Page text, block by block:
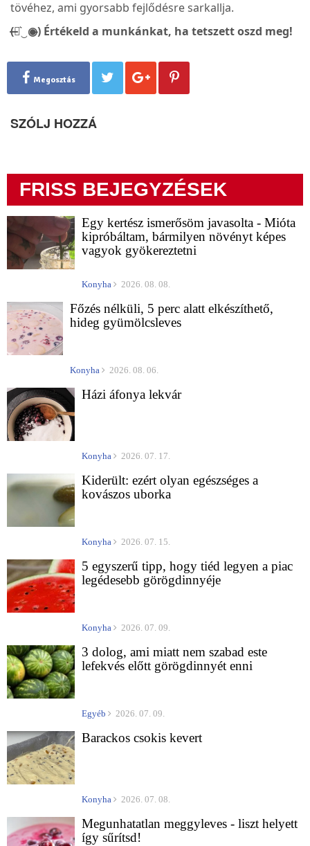
tövéhez, ami gyorsabb fejlődésre sarkallja.
(̶◉͛‿◉̶) Értékeld a munkánkat, ha tetszett oszd meg!
Megosztás
SZÓLJ HOZZÁ
FRISS BEJEGYZÉSEK
Egy kertész ismerősöm javasolta - Mióta
kipróbáltam, bármilyen növényt képes
vagyok gyökereztetni
Konyha 2026. 08. 08.
Főzés nélküli, 5 perc alatt elkészíthető,
hideg gyümölcsleves
Konyha 2026. 08. 06.
Házi áfonya lekvár
Konyha 2026. 07. 17.
Kiderült: ezért olyan egészséges a
kovászos uborka
Konyha 2026. 07. 15.
5 egyszerű tipp, hogy tiéd legyen a piac
legédesebb görögdinnyéje
Konyha 2026. 07. 09.
3 dolog, ami miatt nem szabad este
lefekvés előtt görögdinnyét enni
Egyéb 2026. 07. 09.
Barackos csokis kevert
Konyha 2026. 07. 08.
Megunhatatlan meggyleves - liszt helyett
így sűrítsd!